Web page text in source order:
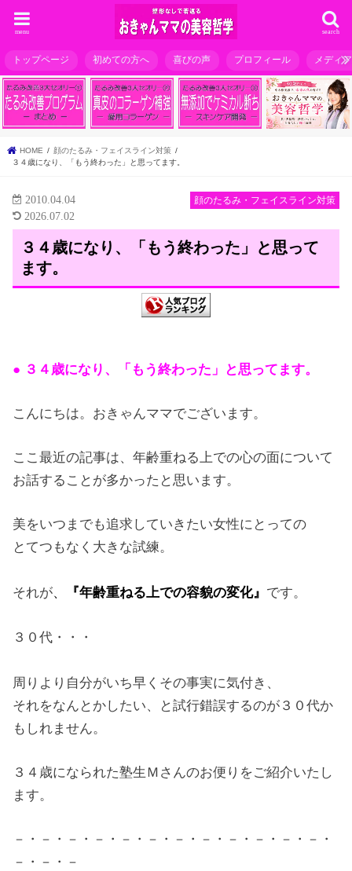
search
menu
トップページ 初めての方へ 喜びの声 プロフィール メディ
HOME
顔のたるみ・フェイスライン対策
３４歳になり、「もう終わった」と思ってます。
顔のたるみ・フェイスライン対策
2010.04.04
2026.07.02
３４歳になり、「もう終わった」と思って
ます。
● ３４歳になり、「もう終わった」と思ってます。
こんにちは。おきゃんママでございます。
ここ最近の記事は、年齢重ねる上での心の面について
お話することが多かったと思います。
美をいつまでも追求していきたい女性にとっての
とてつもなく大きな試練。
それが、 『年齢重ねる上での容貌の変化』 です。
３０代・・・
周りより自分がいち早くその事実に気付き、
それをなんとかしたい、と試行錯誤するのが３０代か
もしれません。
３４歳になられた塾生Ｍさんのお便りをご紹介いたし
ます。
－・－・－・－・－・－・－・－・－・－・－・－・
－・－・－